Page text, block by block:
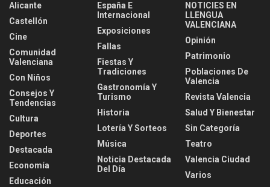
Alicante
Castellón
Cine
Comunidad
Valenciana
Con Niños
Consejos Y
Tendencias
Cultura
Deportes
Destacada
Economía
Educación
España E
Internacional
Exposiciones
Fallas
Fiestas Y
Tradiciones
Gastronomía Y
Turismo
Historia
Lotería Y Sorteos
Música
Noticia Destacada
Del Día
NOTICIES EN
LLENGUA
VALENCIANA
Opinión
Patrimonio
Poblaciones De
Valencia
Revista Valencia
Salud Y Bienestar
Sin Categoría
Teatro
Valencia Ciudad
Varios